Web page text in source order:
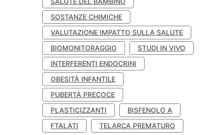
SOSTANZE CHIMICHE
VALUTAZIONE IMPATTO SULLA SALUTE
BIOMONITORAGGIO
STUDI IN VIVO
INTERFERENTI ENDOCRINI
OBESITÀ INFANTILE
PUBERTÀ PRECOCE
PLASTICIZZANTI
BISFENOLO A
FTALATI
TELARCA PREMATURO